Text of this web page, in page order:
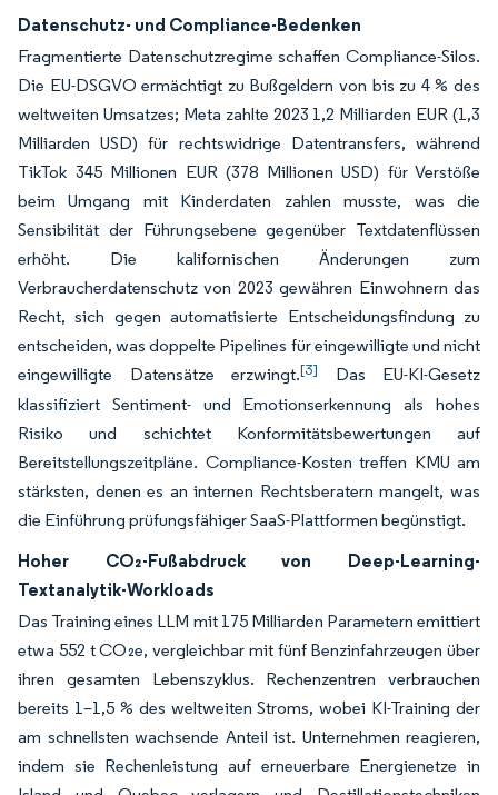
Datenschutz- und Compliance-Bedenken
Fragmentierte Datenschutzregime schaffen Compliance-Silos.
Die EU-DSGVO ermächtigt zu Bußgeldern von bis zu 4 % des
weltweiten Umsatzes; Meta zahlte 2023 1,2 Milliarden EUR (1,3
Milliarden USD) für rechtswidrige Datentransfers, während
TikTok 345 Millionen EUR (378 Millionen USD) für Verstöße
beim Umgang mit Kinderdaten zahlen musste, was die
Sensibilität der Führungsebene gegenüber Textdatenflüssen
erhöht. Die kalifornischen Änderungen zum
Verbraucherdatenschutz von 2023 gewähren Einwohnern das
Recht, sich gegen automatisierte Entscheidungsfindung zu
entscheiden, was doppelte Pipelines für eingewilligte und nicht
eingewilligte Datensätze erzwingt.[3]
Das EU-KI-Gesetz
klassifiziert Sentiment- und Emotionserkennung als hohes
Risiko und schichtet Konformitätsbewertungen auf
Bereitstellungszeitpläne. Compliance-Kosten treffen KMU am
stärksten, denen es an internen Rechtsberatern mangelt, was
die Einführung prüfungsfähiger SaaS-Plattformen begünstigt.
Hoher CO₂-Fußabdruck von Deep-Learning-
Textanalytik-Workloads
Das Training eines LLM mit 175 Milliarden Parametern emittiert
etwa 552 t CO₂e, vergleichbar mit fünf Benzinfahrzeugen über
ihren gesamten Lebenszyklus. Rechenzentren verbrauchen
bereits 1–1,5 % des weltweiten Stroms, wobei KI-Training der
am schnellsten wachsende Anteil ist. Unternehmen reagieren,
indem sie Rechenleistung auf erneuerbare Energienetze in